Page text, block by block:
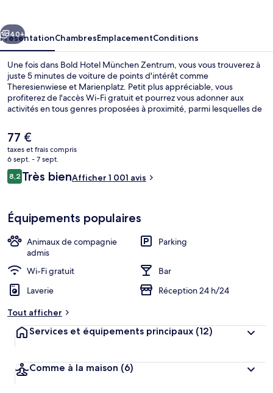
Suivant
40+
PrésentationChambresEmplacementConditions
Une fois dans Bold Hotel München Zentrum, vous vous trouverez à
juste 5 minutes de voiture de points d'intérêt comme
Theresienwiese et Marienplatz. Petit plus appréciable, vous
profiterez de l'accès Wi-Fi gratuit et pourrez vous adonner aux
activités en tous genres proposées à proximité, parmi lesquelles de
cet hébergement figurent un bar / salon, un snack-bar/une épicerie
fine, et une terrasse. Les autres voyageurs adorent le personnel
attentionné. L'hébergement se situe à quelques minutes de marche
des transports publics. Là, Station de métro Poccistraße et Station
Poccistraße vous tendent les bras.
Le
prix
actuel
est
de
77 €
taxes et frais compris
6 sept. - 7 sept.
Avis
voyageurs
8,28,2 sur 10
Très bienAfficher 1 001 avis
Équipements populaires
Animaux de compagnie
admis
Parking
Wi-Fi gratuit
Bar
Laverie
Réception 24 h/24
Tout afficher
Services et équipements principaux (12)
Comme à la maison (6)